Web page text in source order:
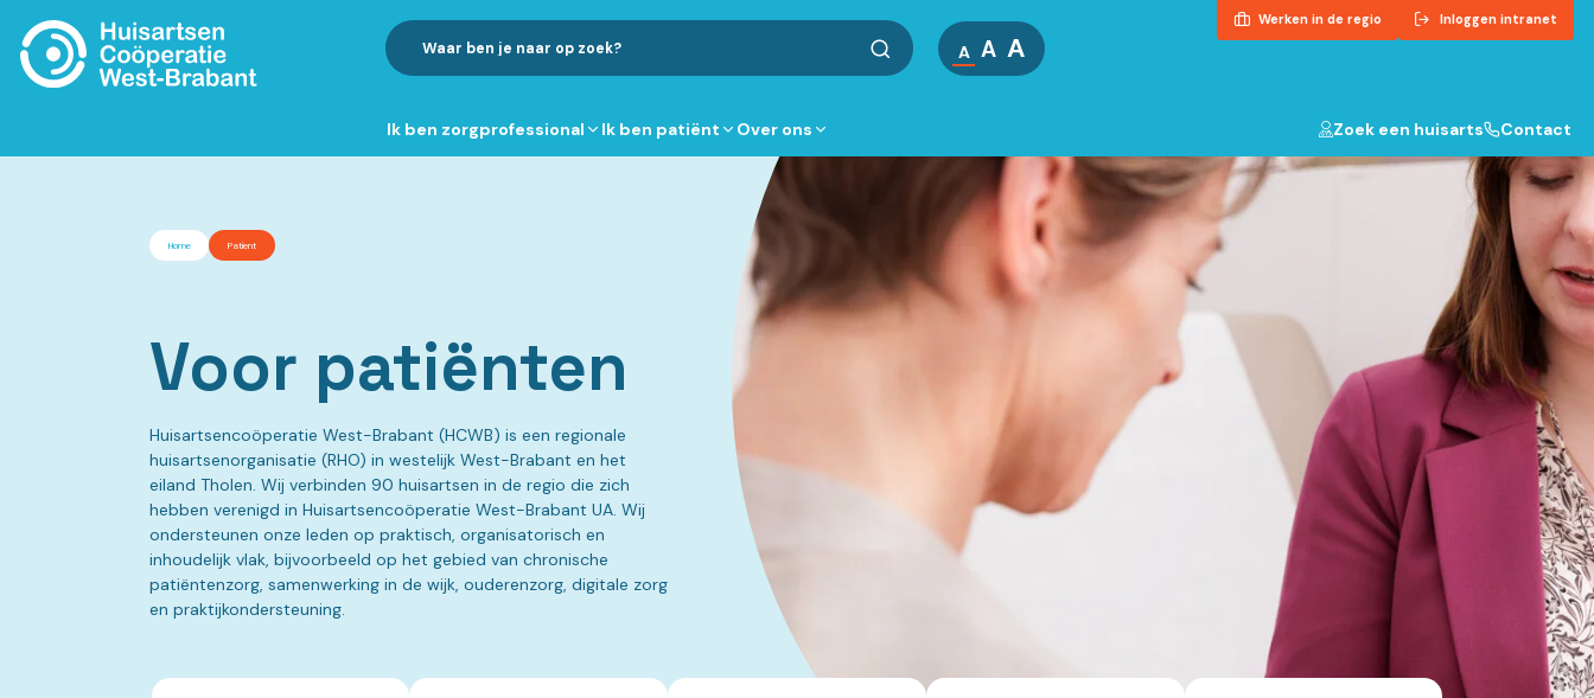
A A A
Werken in de regio Inloggen intranet
Ik ben zorgprofessional Ik ben patiënt Over ons Zoek een huisarts Contact
Home Patient
Voor patiënten
Huisartsencoöperatie West-Brabant (HCWB) is een regionale
huisartsenorganisatie (RHO) in westelijk West-Brabant en het
eiland Tholen. Wij verbinden 90 huisartsen in de regio die zich
hebben verenigd in Huisartsencoöperatie West-Brabant UA. Wij
ondersteunen onze leden op praktisch, organisatorisch en
inhoudelijk vlak, bijvoorbeeld op het gebied van chronische
patiëntenzorg, samenwerking in de wijk, ouderenzorg, digitale zorg
en praktijkondersteuning.